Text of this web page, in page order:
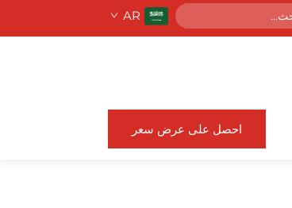
AR
احصل على عرض سعر